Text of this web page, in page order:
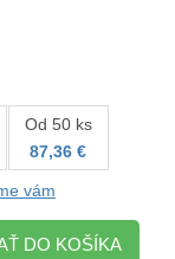
Od 50 ks
87,36 €
vám
DO KOŠÍKA